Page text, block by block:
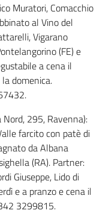
Muratori, Comacchio
al Vino del
Vigarano
(FE) e
a cena il
domenica.
Nord, 295, Ravenna):
farcito con patè di
da Albana
(RA). Partner:
Giuseppe, Lido di
e a pranzo e cena il
3299815.